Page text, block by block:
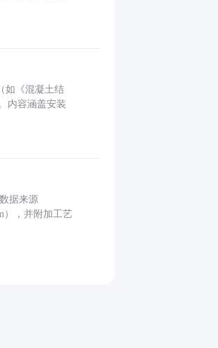
如《混凝土结
内容涵盖安装
据来源
），并附加工艺